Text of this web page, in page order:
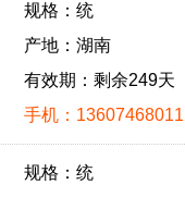
规格：统
产地：湖南
有效期：剩余249天
手机：13607468011
规格：统